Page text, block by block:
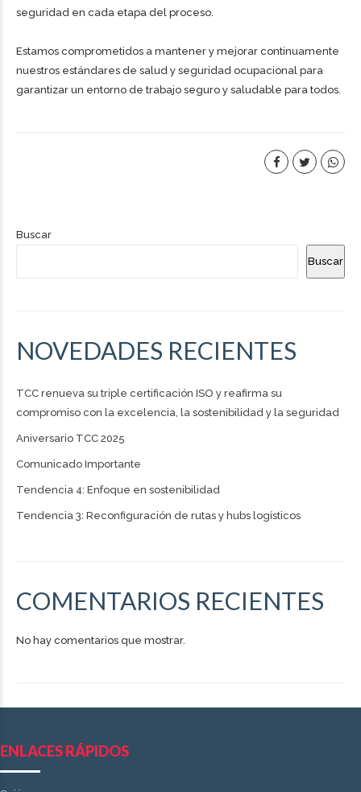
seguridad en cada etapa del proceso.
Estamos comprometidos a mantener y mejorar continuamente
nuestros estándares de salud y seguridad ocupacional para
garantizar un entorno de trabajo seguro y saludable para todos.
Buscar
Buscar
NOVEDADES RECIENTES
TCC renueva su triple certificación ISO y reafirma su
compromiso con la excelencia, la sostenibilidad y la seguridad
Aniversario TCC 2025
Comunicado Importante
Tendencia 4: Enfoque en sostenibilidad
Tendencia 3: Reconfiguración de rutas y hubs logísticos
COMENTARIOS RECIENTES
No hay comentarios que mostrar.
ENLACES RÁPIDOS